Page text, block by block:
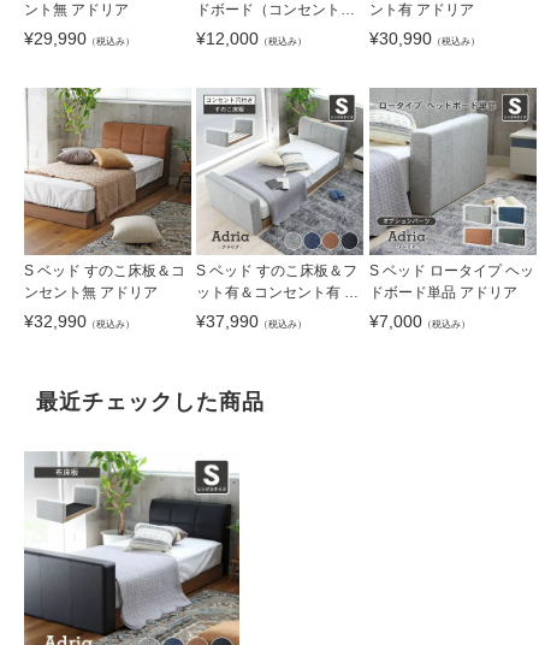
ント無 アドリア
¥29,990 （税込み）
ドボード（コンセント
無）単品 アドリア
¥12,000 （税込み）
ント有 アドリア
¥30,990（税込み）
S ベッド すのこ床板＆コ
ンセント無 アドリア
¥32,990 （税込み）
S ベッド すのこ床板＆フ
ット有＆コンセント有 ア
ドリア
¥37,990 （税込み）
S ベッド ロータイプ ヘッ
ドボード単品 アドリア
¥7,000（税込み）
最近チェックした商品